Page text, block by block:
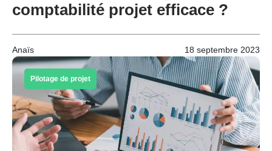
comptabilité projet efficace ?
Anaïs 18 septembre 2023
Pilotage de projet